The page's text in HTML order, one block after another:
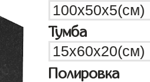
Тумба
Полировка